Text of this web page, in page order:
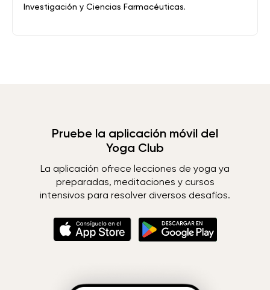
Investigación y Ciencias Farmacéuticas.
Pruebe la aplicación móvil del
Yoga Club
La aplicación ofrece lecciones de yoga ya
preparadas, meditaciones y cursos
intensivos para resolver diversos desafíos.